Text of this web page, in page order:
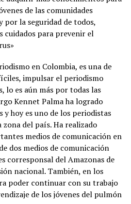
de las comunidades
por la seguridad de todos,
cuidados para prevenir el
en Colombia, es una de
impulsar el periodismo
lo es aún más por todas las
Kennet Palma ha logrado
hoy es uno de los periodistas
zona del país. Ha realizado
medios de comunicación en
dos medios de comunicación
corresponsal del Amazonas de
nacional. También, en los
poder continuar con su trabajo
de los jóvenes del pulmón